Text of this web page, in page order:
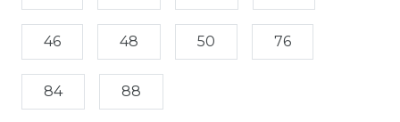
46 48 50 76
84 88